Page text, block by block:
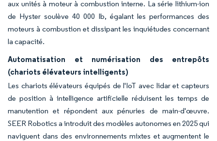
aux unités à moteur à combustion interne. La série lithium-ion
de Hyster soulève 40 000 lb, égalant les performances des
moteurs à combustion et dissipant les inquiétudes concernant
la capacité.
Automatisation et numérisation des entrepôts
(chariots élévateurs intelligents)
Les chariots élévateurs équipés de l'IoT avec lidar et capteurs
de position à intelligence artificielle réduisent les temps de
manutention et répondent aux pénuries de main-d'œuvre.
SEER Robotics a introduit des modèles autonomes en 2025 qui
naviguent dans des environnements mixtes et augmentent le